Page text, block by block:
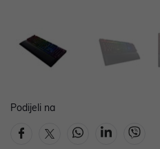
Podijeli na